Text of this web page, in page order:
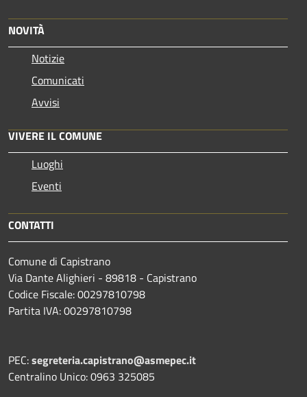
NOVITÀ
Notizie
Comunicati
Avvisi
VIVERE IL COMUNE
Luoghi
Eventi
CONTATTI
Comune di Capistrano
Via Dante Alighieri - 89818 - Capistrano
Codice Fiscale: 00297810798
Partita IVA: 00297810798
PEC:segreteria.capistrano@asmepec.it
Centralino Unico: 0963 325085